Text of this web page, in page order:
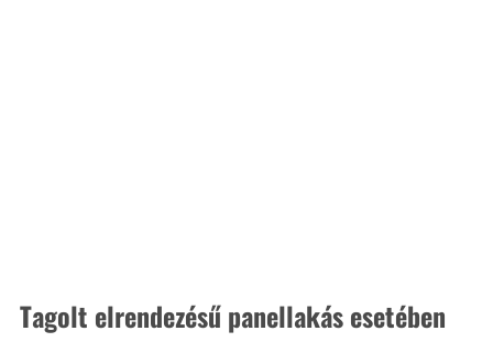
Tagolt elrendezésű panellakás esetében